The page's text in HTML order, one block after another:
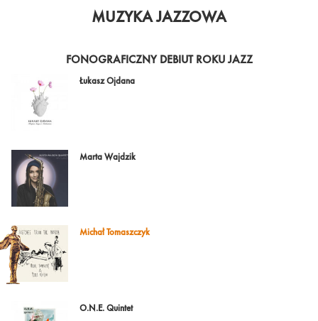
MUZYKA JAZZOWA
FONOGRAFICZNY DEBIUT ROKU JAZZ
Łukasz Ojdana
Marta Wajdzik
Michał Tomaszczyk
O.N.E. Quintet